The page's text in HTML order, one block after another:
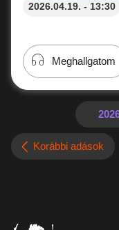
2026.04.19. - 13:30
Meghallgatom
Korábbi adások